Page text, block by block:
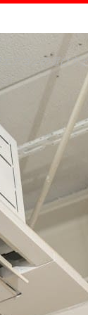
アコンの選び方